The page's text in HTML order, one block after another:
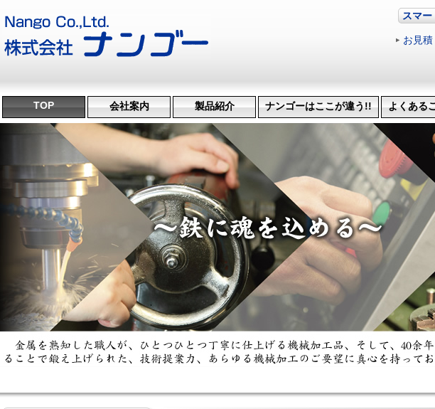
スマ
お見
TOP
会社案内
ミッション
会社概要
機械設備
沿革・受賞歴
製品紹介
機械加工
治具･省力化機械
試作・開発
特許技術
ナンゴーはここが違う!!
よくある